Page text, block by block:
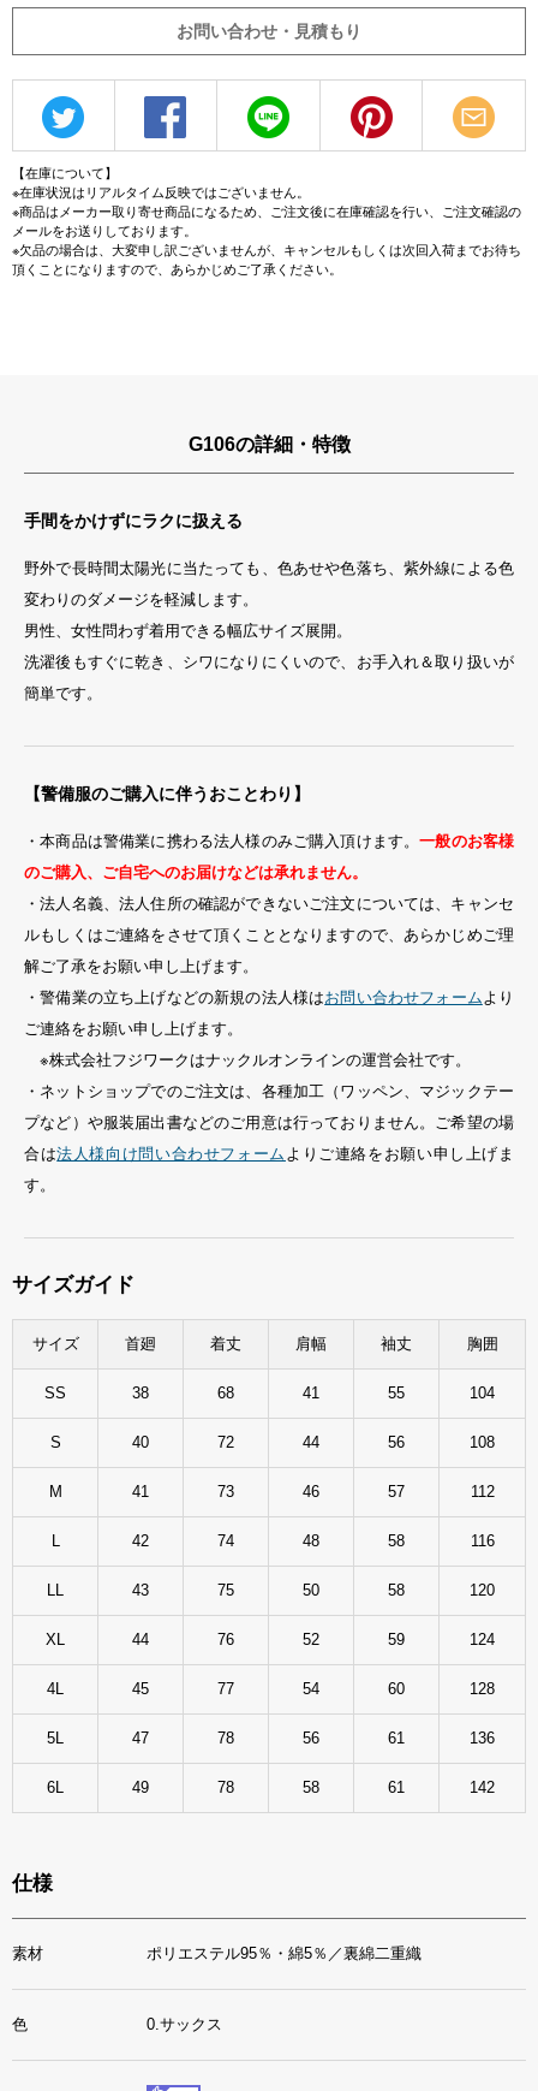
お問い合わせ・見積もり
【在庫について】
※在庫状況はリアルタイム反映ではございません。
※商品はメーカー取り寄せ商品になるため、ご注文後に在庫確認を行い、ご注文確認の
メールをお送りしております。
※欠品の場合は、大変申し訳ございませんが、キャンセルもしくは次回入荷までお待ち
頂くことになりますので、あらかじめご了承ください。
G106の詳細・特徴
手間をかけずにラクに扱える
野外で長時間太陽光に当たっても、色あせや色落ち、紫外線による色
変わりのダメージを軽減します。
男性、女性問わず着用できる幅広サイズ展開。
洗濯後もすぐに乾き、シワになりにくいので、お手入れ＆取り扱いが
簡単です。
【警備服のご購入に伴うおことわり】
・本商品は警備業に携わる法人様のみご購入頂けます。一般のお客様
のご購入、ご自宅へのお届けなどは承れません。
・法人名義、法人住所の確認ができないご注文については、キャンセ
ルもしくはご連絡をさせて頂くこととなりますので、あらかじめご理
解ご了承をお願い申し上げます。
・警備業の立ち上げなどの新規の法人様はお問い合わせフォーム より
ご連絡をお願い申し上げます。
※株式会社フジワークはナックルオンラインの運営会社です。
・ネットショップでのご注文は、各種加工（ワッペン、マジックテー
プなど）や服装届出書などのご用意は行っておりません。ご希望の場
合は法人様向け問い合わせフォーム よりご連絡をお願い申し上げま
す。
サイズガイド
サイズ 首廻 着丈 肩幅 袖丈 胸囲
SS 38 68 41 55 104
S 40 72 44 56 108
M 41 73 46 57 112
42 74 48 58 116
43 75 50 58 120
XL 44 76 52 59 124
4L 45 77 54 60 128
5L 47 78 56 61 136
6L 49 78 58 61 142
仕様
素材 ポリエステル95％・綿5％／裏綿二重織
色 0.サックス